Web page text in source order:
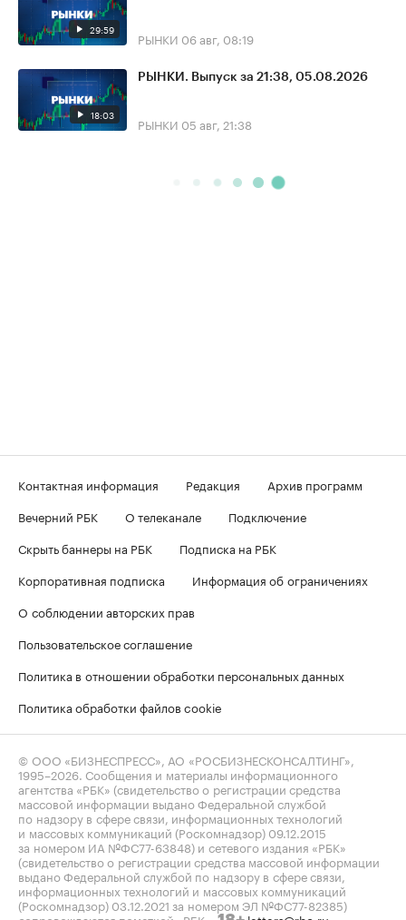
29:59 РЫНКИ 06 авг, 08:19
18:03
РЫНКИ. Выпуск за 21:38, 05.08.2026
РЫНКИ 05 авг, 21:38
Контактная информация Редакция
Архив программ
Вечерний РБК
О телеканале
Подключение
Скрыть баннеры на РБК
Подписка на РБК
Корпоративная подписка
Информация об ограничениях
О соблюдении авторских прав
Пользовательское соглашение
Политика в отношении обработки персональных данных
Политика обработки файлов cookie
© ООО «БИЗНЕСПРЕСС», АО «РОСБИЗНЕСКОНСАЛТИНГ»,
1995–2026 . Сообщения и материалы информационного
агентства «РБК» (свидетельство о регистрации средства
массовой информации выдано Федеральной службой
по надзору в сфере связи, информационных технологий
и массовых коммуникаций (Роскомнадзор) 09.12.2015
за номером ИА №ФС77-63848) и сетевого издания «РБК»
(свидетельство о регистрации средства массовой информации
выдано Федеральной службой по надзору в сфере связи,
информационных технологий и массовых коммуникаций
(Роскомнадзор) 03.12.2021 за номером ЭЛ №ФС77-82385)